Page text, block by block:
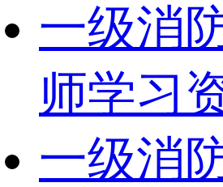
一级消
师学习
一级消